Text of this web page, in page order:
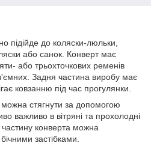
підійде до коляски-люльки,
або санок. Конверт має
або трьохточкових ременів
Задня частина виробу має
ковзанню під час прогулянки.
стягнути за допомогою
важливо в вітряні та прохолодні
конверта можна
застібками.